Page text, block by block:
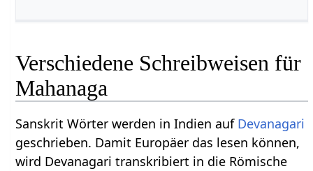
Verschiedene Schreibweisen für
Mahanaga
Sanskrit Wörter werden in Indien auf Devanagari
geschrieben. Damit Europäer das lesen können,
wird Devanagari transkribiert in die Römische